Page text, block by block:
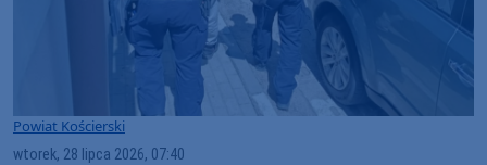
Powiat Kościerski
wtorek, 28 lipca 2026, 07:40